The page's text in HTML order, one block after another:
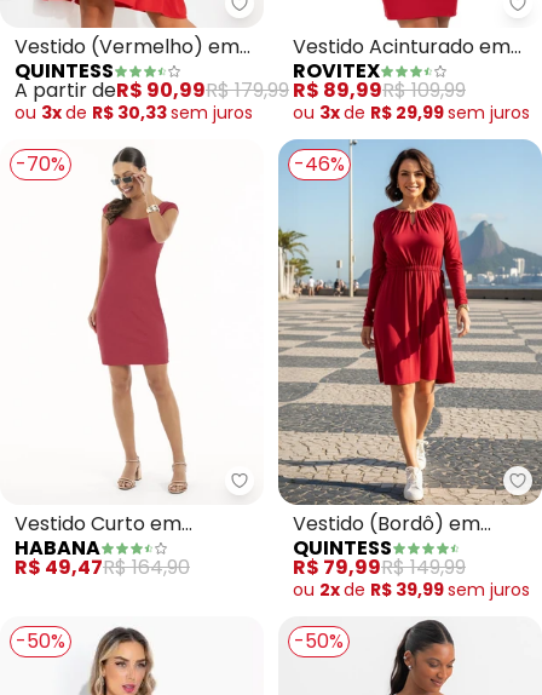
Quintess - Vestido (Vermelho)
Vestido (Vermelho) em
Viscose Plana
QUINTESS
A partir deR$ 90,99R$ 179,99
ou 3xde R$ 30,33sem juros
Vestido Acinturado em
Ribana Canelada
(Vermelho)
ROVITEX
R$ 89,99R$ 109,99
ou 3xde R$ 29,99sem juros
-70%
Habana - Vestido Curto em
Vestido Curto em
Canelado (Vermelho)
HABANA
R$ 49,47R$ 164,90
-46%
Vestido (Bordô) em
Malha de Viscose
QUINTESS
R$ 79,99R$ 149,99
ou 2xde R$ 39,99sem juros
-50% -50%